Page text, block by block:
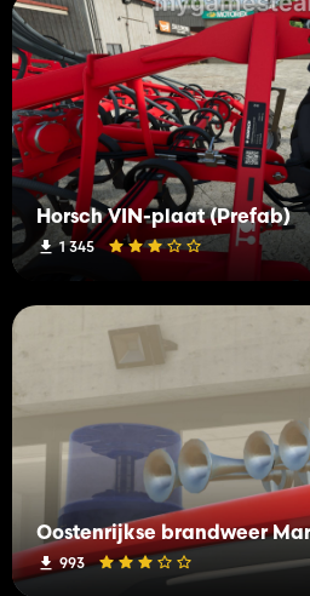
Horsch VIN-plaat (Prefab)
1 345
993